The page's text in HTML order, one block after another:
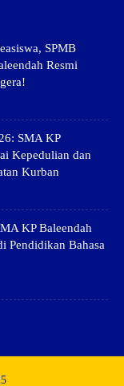
SPMB
Resmi
SMA KP
Kepedulian dan
Kurban
KP Baleendah
Pendidikan Bahasa